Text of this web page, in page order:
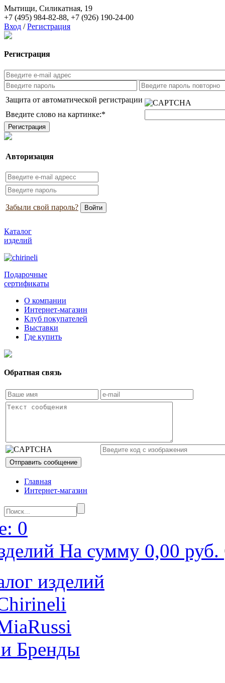
Мытищи, Силикатная, 19
+7 (495) 984-82-88, +7 (926) 190-24-00
Вход / Регистрация
Регистрация
Защита от автоматической регистрации
Введите слово на картинке:*
Авторизация
Забыли свой пароль?
Каталог
изделий
Подарочные
сертификаты
О компании
Интернет-магазин
Клуб покупателей
Выставки
Где купить
Обратная связь
Главная
Интернет-магазин
0
На сумму 0,00 руб.
изделий
Бренды